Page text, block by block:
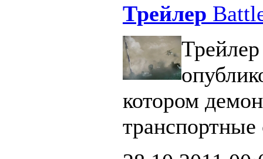
Трейлер
котором
транспортные